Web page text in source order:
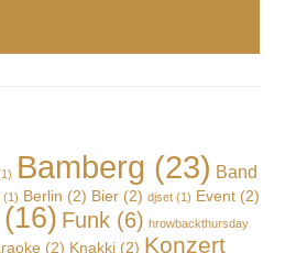
Bamberg (23) Band
(1) Berlin (2) Bier (2) djset (1) Event (2)
(16) Funk (6) hrowbackthursday
(2) Knakki (2) Konzert